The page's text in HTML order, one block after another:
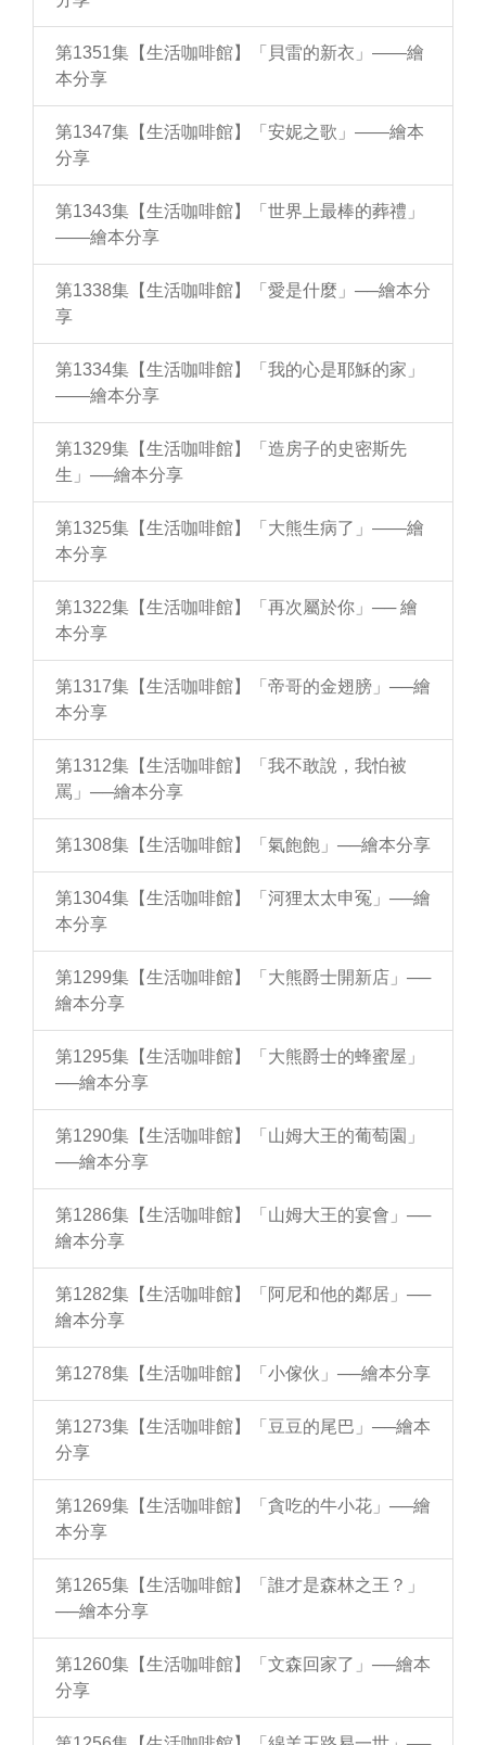
第1351集【生活咖啡館】「貝雷的新衣」——繪
本分享
第1347集【生活咖啡館】「安妮之歌」——繪本
分享
第1343集【生活咖啡館】「世界上最棒的葬禮」
——繪本分享
第1338集【生活咖啡館】「愛是什麼」──繪本分
享
第1334集【生活咖啡館】「我的心是耶穌的家」
——繪本分享
第1329集【生活咖啡館】「造房子的史密斯先
生」──繪本分享
第1325集【生活咖啡館】「大熊生病了」——繪
本分享
第1322集【生活咖啡館】「再次屬於你」── 繪
本分享
第1317集【生活咖啡館】「帝哥的金翅膀」──繪
本分享
第1312集【生活咖啡館】「我不敢說，我怕被
罵」──繪本分享
第1308集【生活咖啡館】「氣飽飽」──繪本分享
第1304集【生活咖啡館】「河狸太太申冤」──繪
本分享
第1299集【生活咖啡館】「大熊爵士開新店」──
繪本分享
第1295集【生活咖啡館】「大熊爵士的蜂蜜屋」
──繪本分享
第1290集【生活咖啡館】「山姆大王的葡萄園」
──繪本分享
第1286集【生活咖啡館】「山姆大王的宴會」──
繪本分享
第1282集【生活咖啡館】「阿尼和他的鄰居」──
繪本分享
第1278集【生活咖啡館】「小傢伙」──繪本分享
第1273集【生活咖啡館】「豆豆的尾巴」──繪本
分享
第1269集【生活咖啡館】「貪吃的牛小花」──繪
本分享
第1265集【生活咖啡館】「誰才是森林之王？」
──繪本分享
第1260集【生活咖啡館】「文森回家了」──繪本
分享